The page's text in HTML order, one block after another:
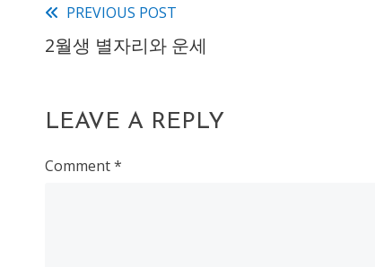
Read
more
PREVIOUS POST
2월생 별자리와 운세
LEAVE A REPLY
Comment*